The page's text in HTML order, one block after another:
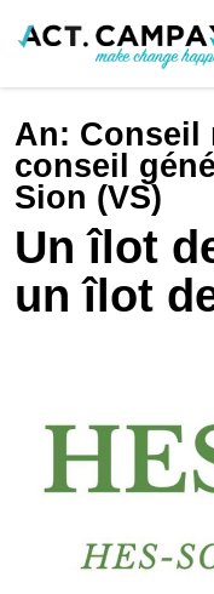
to
An: Conseil
conseil
Sion (VS)
Un îlot
un îlot